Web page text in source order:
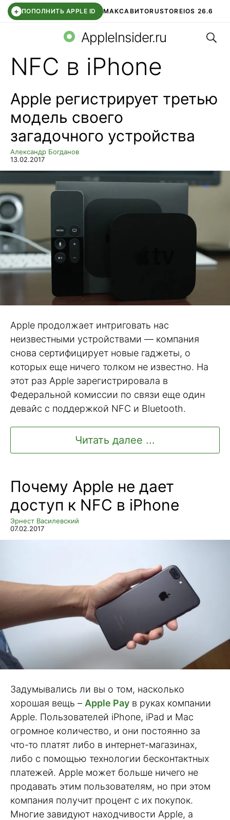
+ ПОПОЛНИТЬ APPLE ID МАКСАВИТОRUSTOREIOS 26.6
СБЕР КИДС ВТБ ОНЛАЙН ЧАТ В ROBLOX
AppleInsider.ru
NFC в iPhone
Apple регистрирует третью
модель своего
загадочного устройства
Александр Богданов
13.02.2017
Apple продолжает интриговать нас
неизвестными устройствами — компания
снова сертифицирует новые гаджеты, о
которых еще ничего толком не известно. На
этот раз Apple зарегистрировала в
Федеральной комиссии по связи еще один
девайс с поддержкой NFC и Bluetooth.
Читать далее ...
Почему Apple не дает
доступ к NFC в iPhone
Эрнест Василевский
07.02.2017
Задумывались ли вы о том, насколько
хорошая вещь – Apple Pay в руках компании
Apple. Пользователей iPhone, iPad и Mac
огромное количество, и они постоянно за
что-то платят либо в интернет-магазинах,
либо с помощью технологии бесконтактных
платежей. Apple может больше ничего не
продавать этим пользователям, но при этом
компания получит процент с их покупок.
Многие завидуют находчивости Apple, а